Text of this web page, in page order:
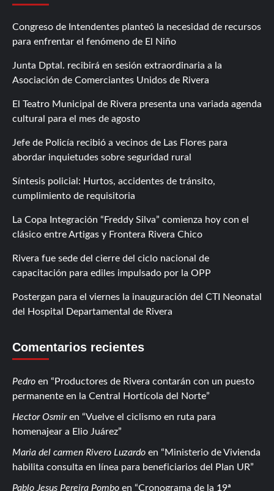
Congreso de Intendentes planteó la necesidad de recursos
para enfrentar el fenómeno de El Niño
Junta Dptal. recibirá en sesión extraordinaria a la
Asociación de Comerciantes Unidos de Rivera
El Teatro Municipal de Rivera presenta una variada agenda
cultural para el mes de agosto
Jefe de Policía recibió a vecinos de Las Flores para
abordar inquietudes sobre seguridad rural
Síntesis policial: Hurtos, accidentes de tránsito,
cumplimiento de requisitoria
La Copa Integración “Freddy Silva” comienza hoy con el
clásico entre Artigas y Frontera Rivera Chico
Rivera fue sede del cierre del ciclo nacional de
capacitación para ediles impulsado por la OPP
Postergan para el viernes la inauguración del CTI Neonatal
del Hospital Departamental de Rivera
Comentarios recientes
Pedro en
Productores de Rivera contarán con un puesto
permanente en la Central Hortícola del Norte
Hector Osmiren
Vuelve el ciclismo en ruta para
homenajear a Elio Juárez
Maria del carmen Rivero Luzardo en
Ministerio de Vivienda
habilita consulta en línea para beneficiarios del Plan UR
Pablo Jesus Pereira Pombo en Cronograma de la 19ª